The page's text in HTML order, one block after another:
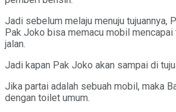
Jadi sebelum melaju menuju tujuannya,
Pak Joko bisa memacu mobil mencapai
jalan.
Jadi kapan Pak Joko akan sampai di
Jika partai adalah sebuah mobil, maka
dengan toilet umum.